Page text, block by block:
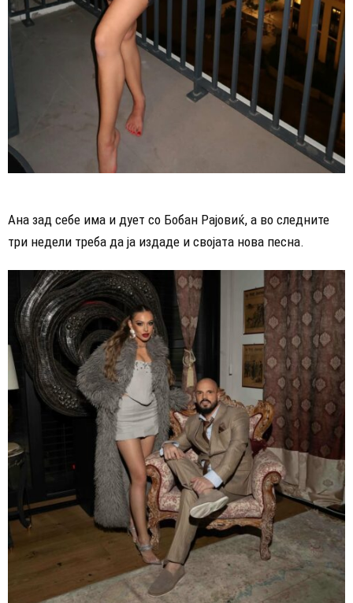
Ана зад себе има и дует со Бобан Рајовиќ, а во следните
три недели треба да ја издаде и својата нова песна.